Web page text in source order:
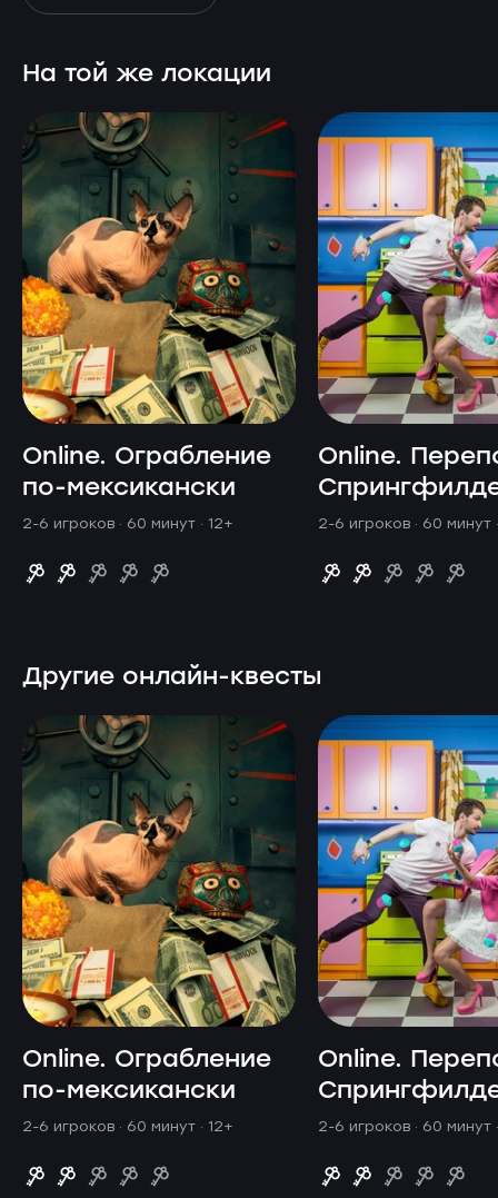
На той же локации
Online. Ограбление
по-мексикански
2-6 игроков · 60 минут · 12+
Online.
2-6 игроков · 60 минут
Другие онлайн-квесты
Online. Ограбление
по-мексикански
2-6 игроков · 60 минут · 12+
Online.
2-6 игроков · 60 минут